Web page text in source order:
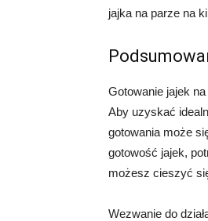
jajka na parze na
Gotowanie jajek
Aby uzyskać
gotowania może
gotowość jajek,
możesz cieszyć
Wezwanie do